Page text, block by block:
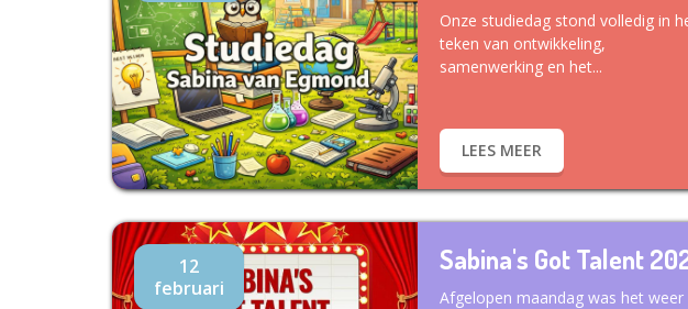
Onze studiedag stond volledig in
teken van ontwikkeling,
samenwerking en het...
LEES MEER
12
februari
Sabina's Got Talent
Afgelopen maandag was het weer